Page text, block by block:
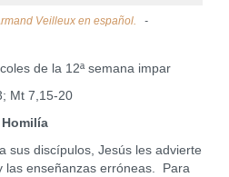
Veilleux en español.
de la 12ª semana impar
Mt 7,15-20
Homilía
sus discípulos, Jesús les advierte
las enseñanzas erróneas. Para